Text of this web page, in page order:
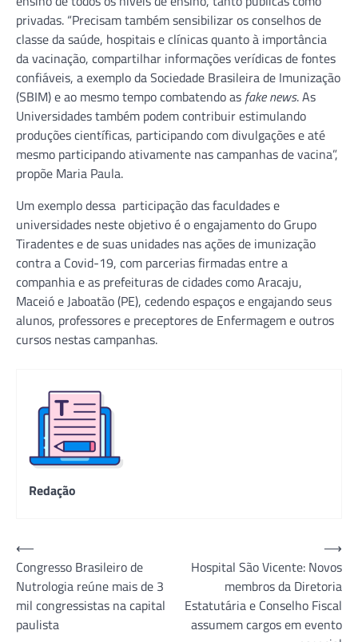
privadas. “Precisam também sensibilizar os conselhos de
classe da saúde, hospitais e clínicas quanto à importância
da vacinação, compartilhar informações verídicas de fontes
confiáveis, a exemplo da Sociedade Brasileira de Imunização
(SBIM) e ao mesmo tempo combatendo as fake news. As
Universidades também podem contribuir estimulando
produções científicas, participando com divulgações e até
mesmo participando ativamente nas campanhas de vacina”,
propõe Maria Paula.
Um exemplo dessa participação das faculdades e
universidades neste objetivo é o engajamento do Grupo
Tiradentes e de suas unidades nas ações de imunização
contra a Covid-19, com parcerias firmadas entre a
companhia e as prefeituras de cidades como Aracaju,
Maceió e Jaboatão (PE), cedendo espaços e engajando seus
alunos, professores e preceptores de Enfermagem e outros
cursos nestas campanhas.
Redação
Navegação
de
Post
⟵
Congresso Brasileiro de
Nutrologia reúne mais de 3
mil congressistas na capital
paulista
Hospital São Vicente: Novos
membros da Diretoria
Estatutária e Conselho Fiscal
assumem cargos em evento
⟶